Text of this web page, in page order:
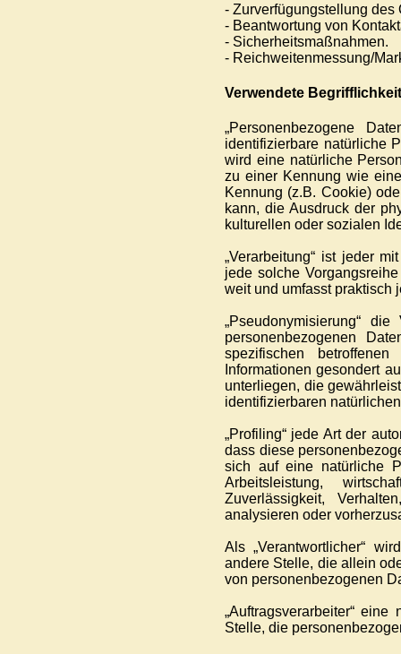
- Zurverfügungstellung
- Beantwortung von
- Sicherheitsmaßnahmen.
- Reichweitenmessung/
Verwendete
„Personenbezogene
identifizierbare natürliche
wird eine natürliche
zu einer Kennung wie
Kennung (z.B. Cookie)
kann, die Ausdruck der
kulturellen oder sozialen
„Verarbeitung“ ist jeder
jede solche
weit und umfasst praktisch
„Pseudonymisierung“
personenbezogenen
spezifischen
Informationen gesondert
unterliegen, die
identifizierbaren
„Profiling“ jede Art der
dass diese
sich auf eine natürliche
Arbeitsleistung,
Zuverlässigkeit,
analysieren oder
Als „Verantwortlicher“
andere Stelle, die allein
von personenbezogenen
„Auftragsverarbeiter“
Stelle, die